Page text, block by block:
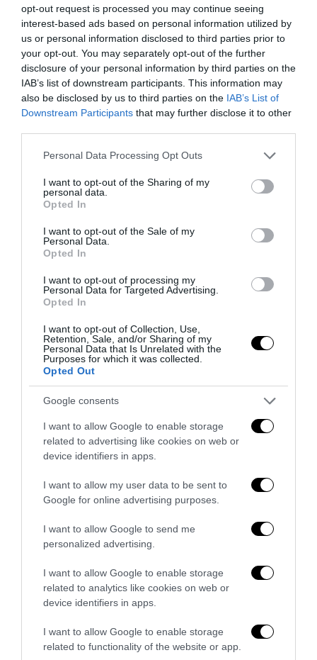
opt-out request is processed you may continue seeing
interest-based ads based on personal information utilized by
us or personal information disclosed to third parties prior to
your opt-out. You may separately opt-out of the further
disclosure of your personal information by third parties on the
IAB’s list of downstream participants. This information may
also be disclosed by us to third parties on the IAB’s List of
Downstream Participants that may further disclose it to other
Please note that this website/app uses one or more Google
not limited to your visit or usage behaviour. You may click to
grant or deny consent to Google and its third-party tags to
use your data for below specified purposes in below Google
consent section.
Personal Data Processing Opt Outs
I want to opt-out of the Sharing of my
personal data.
Opted In
I want to opt-out of the Sale of my
Personal Data.
Opted In
I want to opt-out of processing my
Personal Data for Targeted Advertising.
Opted In
I want to opt-out of Collection, Use,
Retention, Sale, and/or Sharing of my
Personal Data that Is Unrelated with the
Purposes for which it was collected.
Opted Out
Google consents
I want to allow Google to enable storage
related to advertising like cookies on web or
device identifiers in apps.
I want to allow my user data to be sent to
Google for online advertising purposes.
I want to allow Google to send me
personalized advertising.
I want to allow Google to enable storage
related to analytics like cookies on web or
device identifiers in apps.
I want to allow Google to enable storage
related to functionality of the website or app.
Piacenza, niente lavoro per chi commemora Acca
Larenzia: la ritorsione ideologica della Prefettura
27 Luglio 2026
Berlino, l’islamismo colpisce il Pride: il perpetuo
fallimento dell’integrazione
27 Luglio 2026
Thomas ucciso perché bianco: la giustizia rompe il muro
di silenzio
25 Luglio 2026